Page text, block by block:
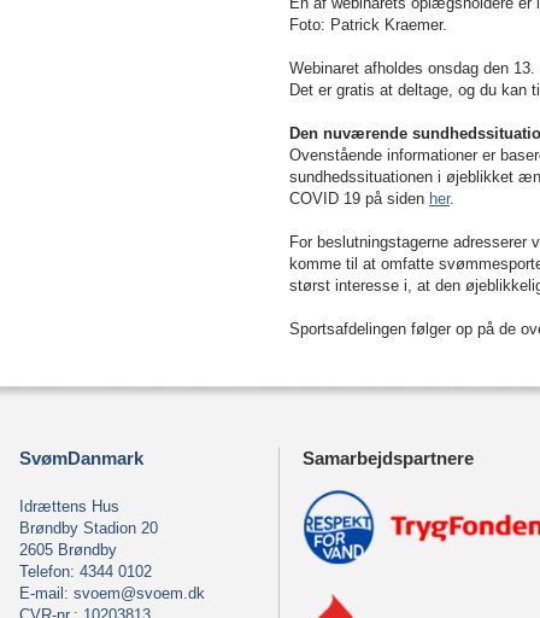
Foto: Patrick Kraemer.
Webinaret afholdes onsdag den
Det er gratis at deltage, og du kan
Den nuværende
Ovenstående informationer er
sundhedssituationen i øjeblikket
COVID 19 på siden her.
For beslutningstagerne
komme til at omfatte
størst interesse i, at den
Sportsafdelingen følger op på de
SvømDanmark
Idrættens Hus
Brøndby Stadion 20
2605 Brøndby
Telefon: 4344 0102
E-mail: svoem@svoem.dk
Samarbejdspartnere